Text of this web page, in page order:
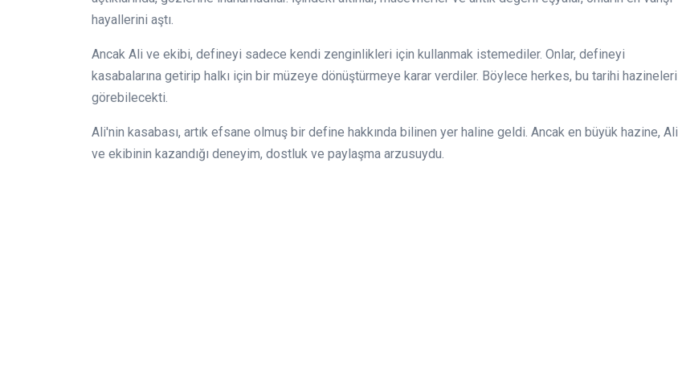
hayallerini aştı.
Ancak Ali ve ekibi, defineyi sadece kendi zenginlikleri için kullanmak istemediler. Onlar, defineyi
kasabalarına getirip halkı için bir müzeye dönüştürmeye karar verdiler. Böylece herkes, bu tarihi hazineleri
görebilecekti.
Ali'nin kasabası, artık efsane olmuş bir define hakkında bilinen yer haline geldi. Ancak en büyük hazine, Ali
ve ekibinin kazandığı deneyim, dostluk ve paylaşma arzusuydu.